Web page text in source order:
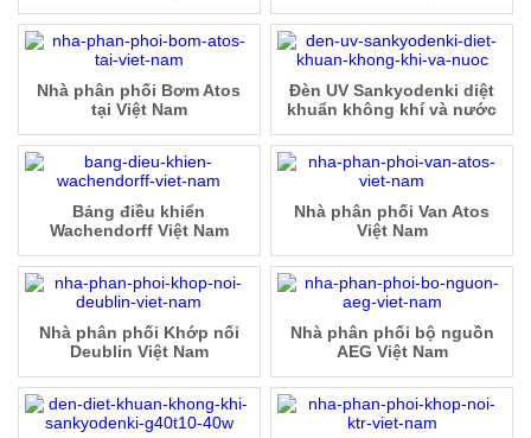
Đèn UV Sankyodenki diệt
khuẩn không khí và nước
Nhà phân phối Bơm Atos
tại Việt Nam
Nhà phân phối Van Atos
Việt Nam
Bảng điều khiển
Wachendorff Việt Nam
Nhà phân phối bộ nguồn
AEG Việt Nam
Nhà phân phối Khớp nối
Deublin Việt Nam